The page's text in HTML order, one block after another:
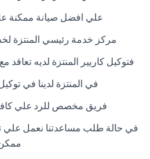
علي افضل صيانة ممكنة
مركز خدمة رئيسي المنتزة
فتوكيل كاريير المنتزة لديه تعاقد
في المنتزة لدينا في
فريق مخصص للرد علي كافة
في حالة طلب مساعدتنا نعمل علي